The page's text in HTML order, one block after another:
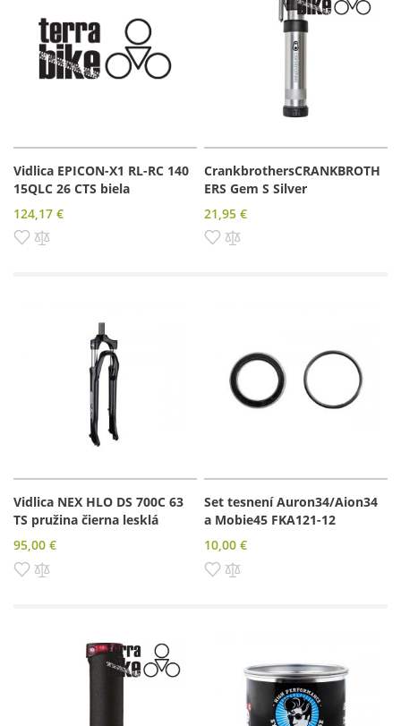
Vidlica EPICON-X1 RL-RC 140
15QLC 26 CTS biela
124,17 €
Pridať do zoznamu prianí
CrankbrothersCRANKBROTH
ERS Gem S Silver
21,95 €
Pridať do zoznamu prianí
Vidlica NEX HLO DS 700C 63
TS pružina čierna lesklá
95,00 €
Pridať do zoznamu prianí
Set tesnení Auron34/Aion34
a Mobie45 FKA121-12
10,00 €
Pridať do zoznamu prianí